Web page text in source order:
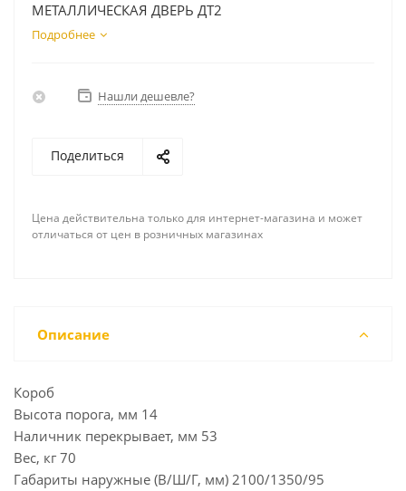
МЕТАЛЛИЧЕСКАЯ ДВЕРЬ ДТ2
Подробнее
Нашли дешевле?
Поделиться
Цена действительна только для интернет-магазина и может
отличаться от цен в розничных магазинах
Описание
Короб
Высота порога, мм 14
Наличник перекрывает, мм 53
Вес, кг 70
Габариты наружные (В/Ш/Г, мм) 2100/1350/95